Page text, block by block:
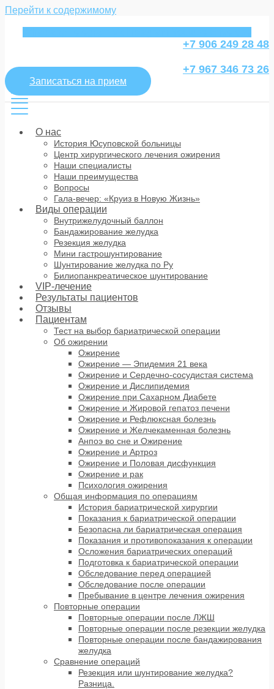
Перейти к содержимому
+7 906 249 28 48
+7 967 346 73 26
Записаться на прием
О нас
История Юсуповской больницы
Центр хирургического лечения ожирения
Наши специалисты
Наши преимущества
Вопросы
Гала-вечер: «Круиз в Новую Жизнь»
Виды операции
Внутрижелудочный баллон
Бандажирование желудка
Резекция желудка
Мини гастрошунтирование
Шунтирование желудка по Ру
Билиопанкреатическое шунтирование
VIP-лечение
Результаты пациентов
Отзывы
Пациентам
Тест на выбор бариатрической операции
Об ожирении
Ожирение
Ожирение — Эпидемия 21 века
Ожирение и Сердечно-сосудистая система
Ожирение и Дислипидемия
Ожирение при Сахарном Диабете
Ожирение и Жировой гепатоз печени
Ожирение и Рефлюксная болезнь
Ожирение и Желчекаменная болезнь
Анпоэ во сне и Ожирение
Ожирение и Артроз
Ожирение и Половая дисфункция
Ожирение и рак
Психология ожирения
Общая информация по операциям
История бариатрической хирургии
Показания к бариатрической операции
Безопасна ли бариатрическая операция
Показания и противопоказания к операции
Осложения бариатрических операций
Подготовка к бариатрической операции
Обследование перед операцией
Обследование после операции
Пребывание в центре лечения ожирения
Повторные операции
Повторные операции после ЛЖШ
Повторные операции после резекции желудка
Повторные операции после бандажирования
желудка
Сравнение операций
Резекция или шунтирование желудка?
Разница.